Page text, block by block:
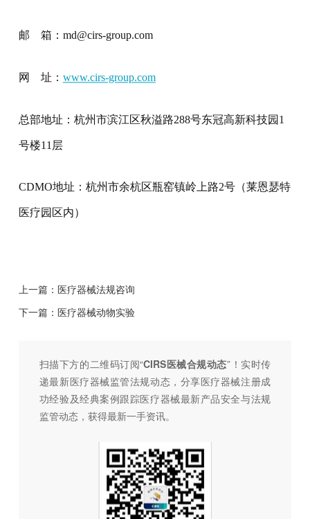
邮 箱：md@cirs-group.com
网 址： www.cirs-group.com
总部地址：杭州市滨江区秋溢路288号东冠高新科技园1
号楼11层
CDMO地址：杭州市余杭区瓶窑镇岭上路2号（莱恩瑟特
医疗园区内）
上一篇： 医疗器械法规咨询
下一篇： 医疗器械动物实验
扫描下方的二维码订阅“CIRS医械合规动态”！ 实时传
递最新医疗器械监管法规动态，分享医疗器械注册成
功经验及经典案例跟踪医疗器械最新产品安全与法规
监管动态， 获得最新一手资讯。